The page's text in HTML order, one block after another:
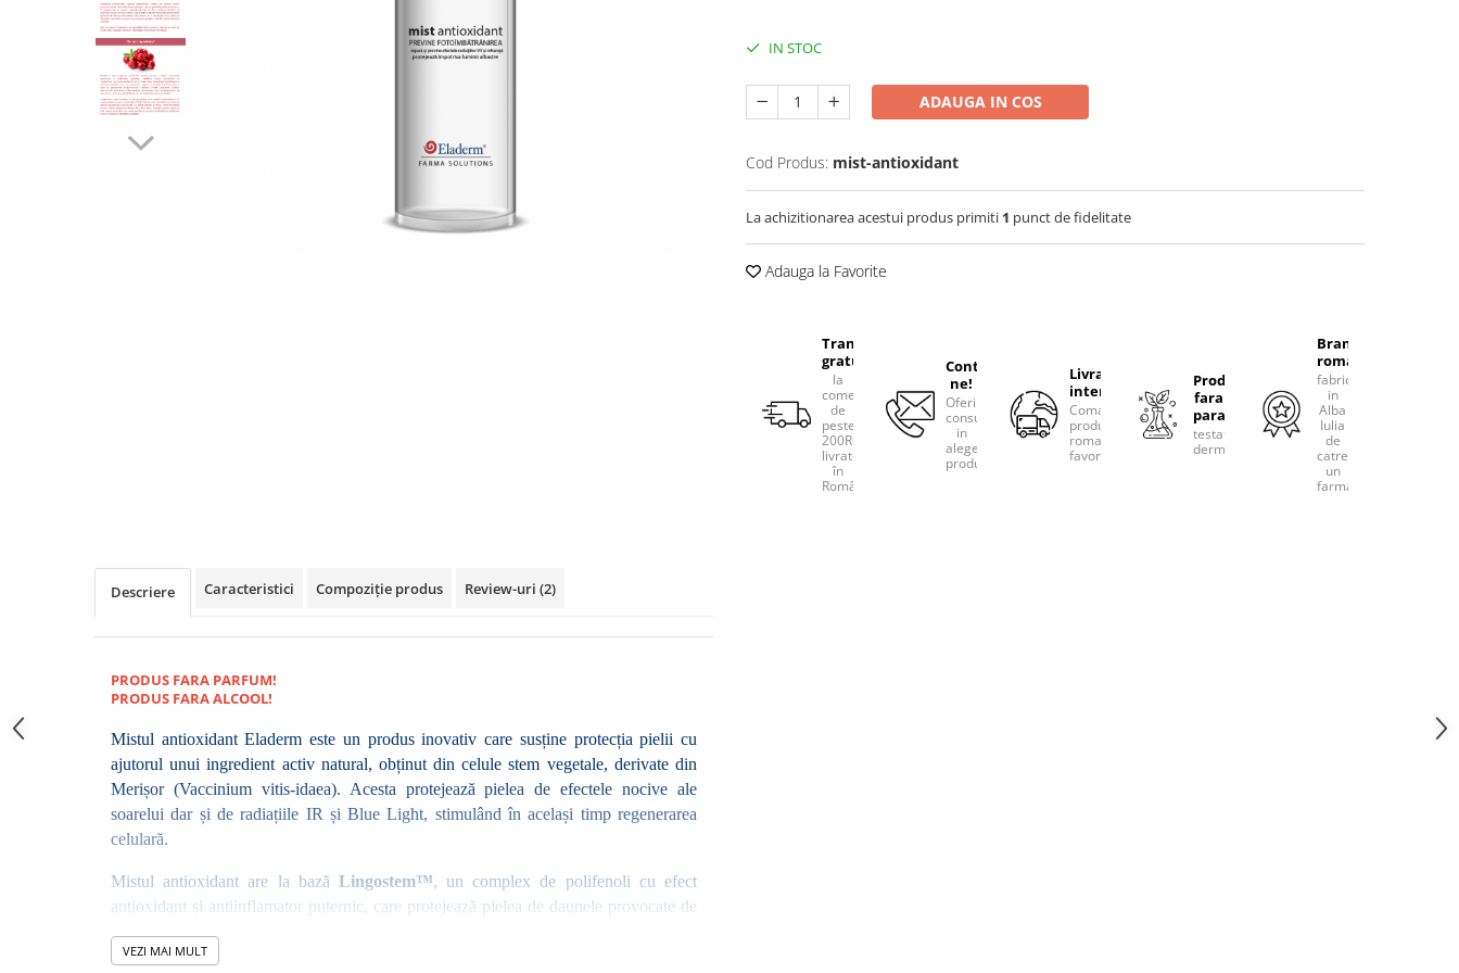
Produse pentru curatare
Creme Emoliente
Creme cu Uree
Evidence skincare
IN STOC
ADAUGA IN COS
Cod Produs: mist-antioxidant
La achizitionarea acestui produs primiti 1 punct de fidelitate
Adauga la Favorite
Transport
gratuit
la
comenzile
de
peste
200RON,
livrate
în
România
Contacteaza-
ne!
Oferim
consultanta
in
alegerea
produselor
Livram
international
Comanda
produsele
romanesti
favorite!
Produse
fara
parabeni
testate
dermatologic
Brand
romanesc
fabricat
in
Alba
Iulia
de
catre
un
farmacist
Descriere Caracteristici Compoziție produs Review-uri (2)
PRODUS FARA PARFUM!
PRODUS FARA ALCOOL!
Mistul antioxidant Eladerm este un produs inovativ care susține protecția pielii cu
ajutorul unui ingredient activ natural, obținut din celule stem vegetale, derivate din
Merișor (Vaccinium vitis-idaea). Acesta protejează pielea de efectele nocive ale
soarelui dar și de radiațiile IR și Blue Light, stimulând în același timp regenerarea
celulară.
Mistul antioxidant are la bază Lingostem™, un complex de polifenoli cu efect
antioxidant și antiinflamator puternic, care protejează pielea de daunele provocate de
semnificativ la îmbătrânirea prematură a pielii, sunt combatute eficient de
VEZI MAI MULT